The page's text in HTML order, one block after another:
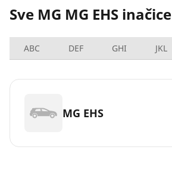
Sve MG MG EHS inačice
ABC DEF GHI JKL
MG EHS